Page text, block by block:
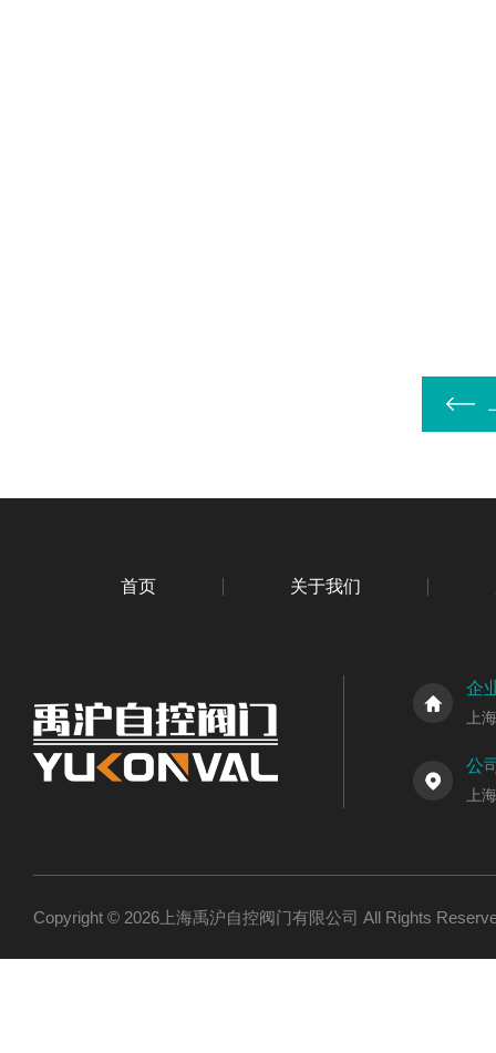
首页 关于我们
企
上
公
上
Copyright © 2026上海禹沪自控阀门有限公司 All Rights